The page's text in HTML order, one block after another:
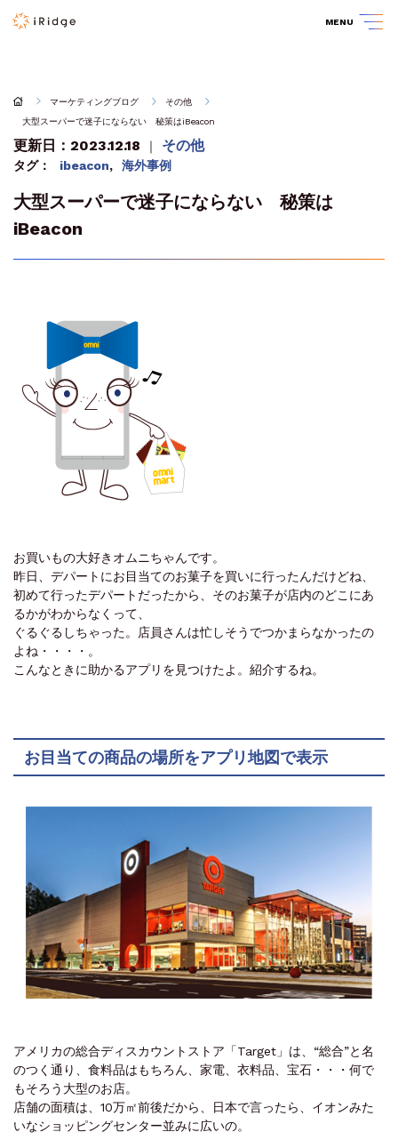
MENU
マーケティングブログ
その他
大型スーパーで迷子にならない 秘策はiBeacon
更新日：2023.12.18 ｜ その他
タグ： ibeacon, 海外事例
大型スーパーで迷子にならない 秘策は
iBeacon
お買いもの大好きオムニちゃんです。
昨日、デパートにお目当てのお菓子を買いに行ったんだけどね、
初めて行ったデパートだったから、そのお菓子が店内のどこにあ
るかがわからなくって、
ぐるぐるしちゃった。店員さんは忙しそうでつかまらなかったの
よね・・・・。
こんなときに助かるアプリを見つけたよ。紹介するね。
お目当ての商品の場所をアプリ地図で表示
アメリカの総合ディスカウントストア「Target」は、“総合”と名
のつく通り、食料品はもちろん、家電、衣料品、宝石・・・何で
もそろう大型のお店。
店舗の面積は、10万㎡前後だから、日本で言ったら、イオンみた
いなショッピングセンター並みに広いの。